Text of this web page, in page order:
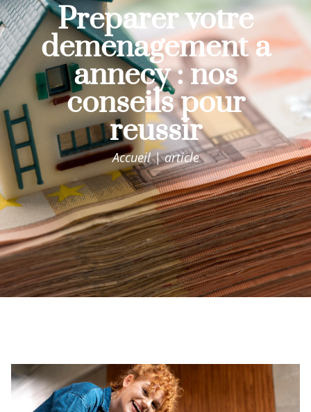
Preparer votre
demenagement a
annecy : nos
conseils pour
reussir
Accueil | article